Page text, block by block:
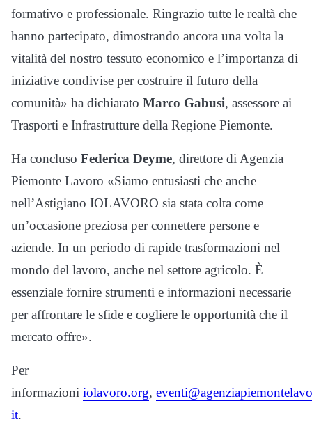
formativo e professionale. Ringrazio tutte le realtà che
hanno partecipato, dimostrando ancora una volta la
vitalità del nostro tessuto economico e l’importanza di
iniziative condivise per costruire il futuro della
comunità» ha dichiarato Marco Gabusi, assessore ai
Trasporti e Infrastrutture della Regione Piemonte.
Ha concluso Federica Deyme, direttore di Agenzia
Piemonte Lavoro «Siamo entusiasti che anche
nell’Astigiano IOLAVORO sia stata colta come
un’occasione preziosa per connettere persone e
aziende. In un periodo di rapide trasformazioni nel
mondo del lavoro, anche nel settore agricolo. È
essenziale fornire strumenti e informazioni necessarie
per affrontare le sfide e cogliere le opportunità che il
mercato offre».
Per
informazioni iolavoro.org,
it.